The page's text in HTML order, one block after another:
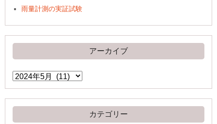
雨量計測の実証試験
アーカイブ
ア
ー
イ
ブ
カテゴリー